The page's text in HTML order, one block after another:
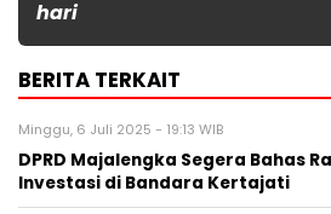
hari
BERITA TERKAIT
Minggu, 6 Juli 2025 - 19:13 WIB
DPRD Majalengka Segera Bahas
Investasi di Bandara Kertajati